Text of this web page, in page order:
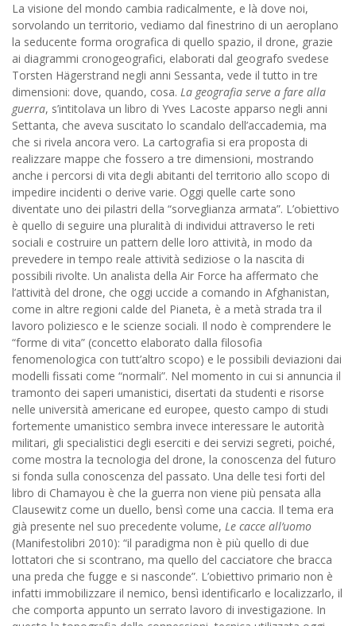
La visione del mondo cambia radicalmente, e là dove noi,
sorvolando un territorio, vediamo dal finestrino di un aeroplano
la seducente forma orografica di quello spazio, il drone, grazie
ai diagrammi cronogeografici, elaborati dal geografo svedese
Torsten Hägerstrand negli anni Sessanta, vede il tutto in tre
dimensioni: dove, quando, cosa. La geografia serve a fare alla
guerra, s’intitolava un libro di Yves Lacoste apparso negli anni
Settanta, che aveva suscitato lo scandalo dell’accademia, ma
che si rivela ancora vero. La cartografia si era proposta di
realizzare mappe che fossero a tre dimensioni, mostrando
anche i percorsi di vita degli abitanti del territorio allo scopo di
impedire incidenti o derive varie. Oggi quelle carte sono
diventate uno dei pilastri della “sorveglianza armata”. L’obiettivo
è quello di seguire una pluralità di individui attraverso le reti
sociali e costruire un pattern delle loro attività, in modo da
prevedere in tempo reale attività sediziose o la nascita di
possibili rivolte. Un analista della Air Force ha affermato che
l’attività del drone, che oggi uccide a comando in Afghanistan,
come in altre regioni calde del Pianeta, è a metà strada tra il
lavoro poliziesco e le scienze sociali. Il nodo è comprendere le
“forme di vita” (concetto elaborato dalla filosofia
fenomenologica con tutt’altro scopo) e le possibili deviazioni dai
modelli fissati come “normali”. Nel momento in cui si annuncia il
tramonto dei saperi umanistici, disertati da studenti e risorse
nelle università americane ed europee, questo campo di studi
fortemente umanistico sembra invece interessare le autorità
militari, gli specialistici degli eserciti e dei servizi segreti, poiché,
come mostra la tecnologia del drone, la conoscenza del futuro
si fonda sulla conoscenza del passato. Una delle tesi forti del
libro di Chamayou è che la guerra non viene più pensata alla
Clausewitz come un duello, bensì come una caccia. Il tema era
già presente nel suo precedente volume, Le cacce all’uomo
(Manifestolibri 2010): “il paradigma non è più quello di due
lottatori che si scontrano, ma quello del cacciatore che bracca
una preda che fugge e si nasconde”. L’obiettivo primario non è
infatti immobilizzare il nemico, bensì identificarlo e localizzarlo, il
che comporta appunto un serrato lavoro di investigazione. In